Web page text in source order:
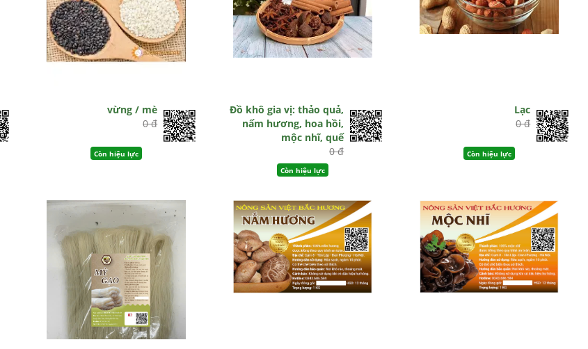
vừng / mè
0 đ
Còn hiệu lực
Đồ khô gia vị: thảo quả,
nấm hương, hoa hồi,
mộc nhĩ, quế
0 đ
Còn hiệu lực
Lạc
0 đ
Còn hiệu lực